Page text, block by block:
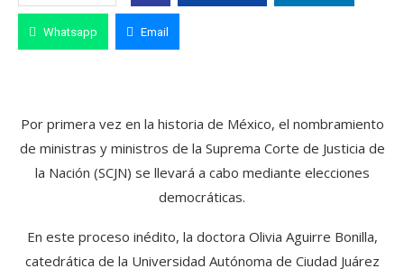
Whatsapp Email
Por primera vez en la historia de México, el nombramiento
de ministras y ministros de la Suprema Corte de Justicia de
la Nación (SCJN) se llevará a cabo mediante elecciones
democráticas.
En este proceso inédito, la doctora Olivia Aguirre Bonilla,
catedrática de la Universidad Autónoma de Ciudad Juárez